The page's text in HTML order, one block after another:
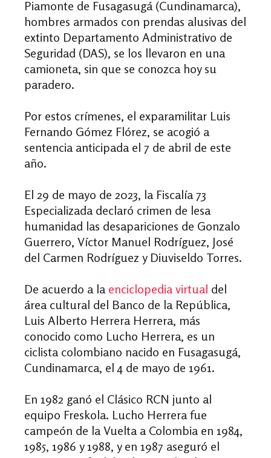
Piamonte de Fusagasugá (Cundinamarca),
hombres armados con prendas alusivas del
extinto Departamento Administrativo de
Seguridad (DAS), se los llevaron en una
camioneta, sin que se conozca hoy su
paradero.
Por estos crímenes, el exparamilitar Luis
Fernando Gómez Flórez, se acogió a
sentencia anticipada el 7 de abril de este
año.
El 29 de mayo de 2023, la Fiscalía 73
Especializada declaró crimen de lesa
humanidad las desapariciones de Gonzalo
Guerrero, Víctor Manuel Rodríguez, José
del Carmen Rodríguez y Diuviseldo Torres.
De acuerdo a la enciclopedia virtual del
área cultural del Banco de la República,
Luis Alberto Herrera Herrera, más
conocido como Lucho Herrera, es un
ciclista colombiano nacido en Fusagasugá,
Cundinamarca, el 4 de mayo de 1961.
En 1982 ganó el Clásico RCN junto al
equipo Freskola. Lucho Herrera fue
campeón de la Vuelta a Colombia en 1984,
1985, 1986 y 1988, y en 1987 aseguró el